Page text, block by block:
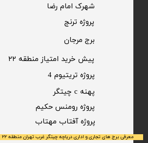
​پروژه ترنج
شهرک امام رضا
برج مرجان
معرفی برج های تجاری و اداری دریاچه چیتگر غرب تهران منطقه ۲۲
پیش خرید امتیاز منطقه ۲۲​​​​​​​
​پروژه آفتاب مهتاب
پروژه رومنس حکیم
پهنه c چیتگر
پروژه تریتیوم 4